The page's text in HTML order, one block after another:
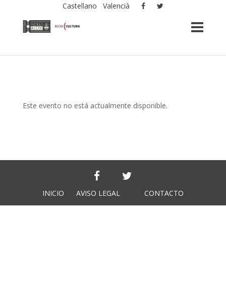
Castellano Valencià
Este evento no está actualmente disponible.
INICIO AVISO LEGAL CONTACTO